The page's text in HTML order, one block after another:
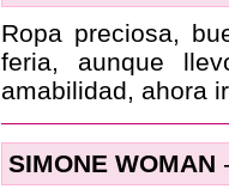
Ropa preciosa,
feria, aunque
amabilidad, ahora
SIMONE WOMAN